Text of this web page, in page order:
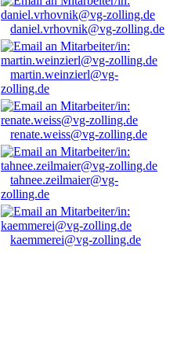
daniel.vrhovnik@vg-zolling.de
martin.weinzierl@vg-
zolling.de
renate.weiss@vg-zolling.de
tahnee.zeilmaier@vg-
zolling.de
kaemmerei@vg-zolling.de